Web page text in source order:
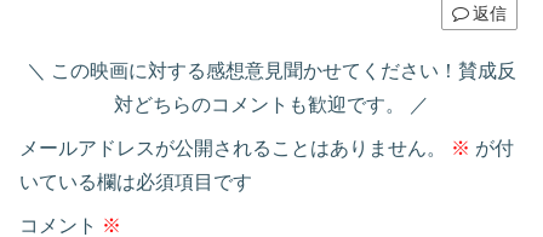
返信
この映画に対する感想意見聞かせてください！賛成反
対どちらのコメントも歓迎です。
メールアドレスが公開されることはありません。 ※ が付
いている欄は必須項目です
コメント ※